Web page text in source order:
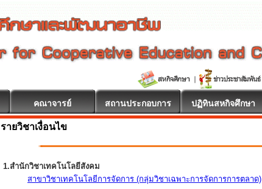
คณาจารย์ สถานประกอบการ ปฏิทินสหกิจศึกษา
รายวิชาเงื่อนไข
1.สำนักวิชาเทคโนโลยีสังคม
สาขาวิชาเทคโนโลยีการจัดการ (กลุ่มวิชาเฉพาะการจัดการการตลาด)